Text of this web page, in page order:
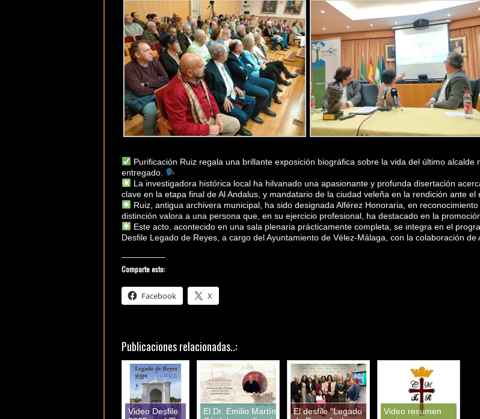
Purificación Ruiz regala una brillante exposición biográfica sobre la vida del último
entregado.
La investigadora histórica local ha hilvanado una apasionante y profunda disertación
clave en la etapa final de Al Andalus, y mandatario de la ciudad veleña en la rendición ante
Ruiz, antigua archivera municipal, ha sido designada Alférez Honoraria, en
distinción valora a una persona que, en su ejercicio profesional, ha destacado en la
Este acto, acontecido en una sala plenaria prácticamente completa, se integra en el
Desfile Legado de Reyes, a cargo del Ayuntamiento de Vélez-Málaga, con la colaboración de
Comparte esto:
Facebook X
Publicaciones relacionadas..:
Video Desfile
El Dr. Emilio Martín
El desfile “Legado
Video resumen